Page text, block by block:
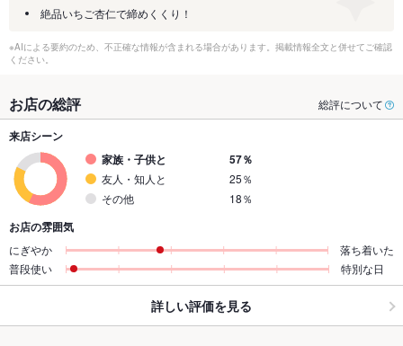
絶品いちご杏仁で締めくくり！
※AIによる要約のため、不正確な情報が含まれる場合があります。掲載情報全文と併せてご確認
ください。
お店の総評 総評について
来店シーン
家族・子供と
57％
友人・知人と
25％
その他
18％
お店の雰囲気
にぎやか
落ち着いた
普段使い
特別な日
詳しい評価を見る